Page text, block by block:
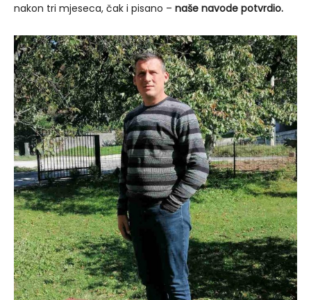
nakon tri mjeseca, čak i pisano – naše navode potvrdio.